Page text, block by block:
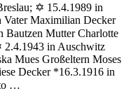
✡ 15.4.1989 in
Vater Maximilian Decker
Mutter Charlotte
2.4.1943 in Auschwitz
Mues Großeltern Moses
Decker *16.3.1916 in
…